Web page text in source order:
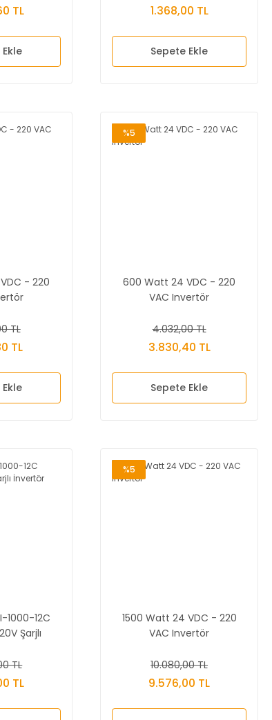
TL 1.368,00 TL
Sepete Ekle
- 220
TL
TL
%5
600 Watt 24 VDC - 220
VAC Invertör
4.032,00 TL
3.830,40 TL
Sepete Ekle
1000-12C
Şarjlı
TL
TL
%5
1500 Watt 24 VDC - 220
VAC Invertör
10.080,00 TL
9.576,00 TL